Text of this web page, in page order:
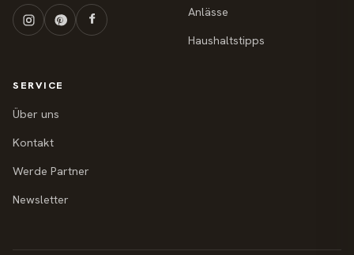
Anlässe
Haushaltstipps
SERVICE
Über uns
Kontakt
Werde Partner
Newsletter